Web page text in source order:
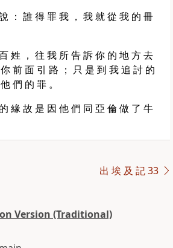
： 誰 得 罪 我 ， 我 就 從 我 的 冊
姓 ， 往 我 所 告 訴 你 的 地 方 去
前 面 引 路 ； 只 是 到 我 追 討 的
們 的 罪 。
緣 故 是 因 他 們 同 亞 倫 做 了 牛
出 埃 及 記 33
Version (Traditional)